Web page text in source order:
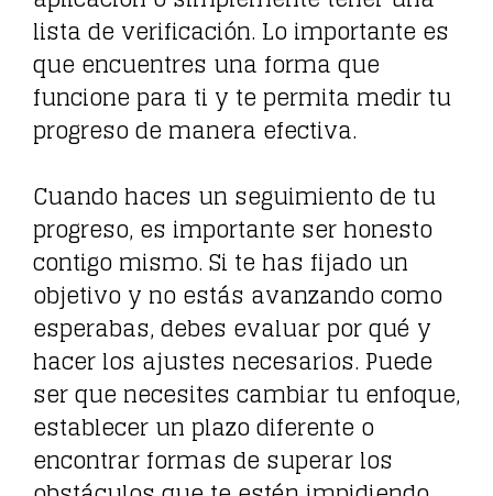
lista de verificación. Lo importante es
que encuentres una forma que
funcione para ti y te permita medir tu
progreso de manera efectiva.
Cuando haces un seguimiento de tu
progreso, es importante ser honesto
contigo mismo. Si te has fijado un
objetivo y no estás avanzando como
esperabas, debes evaluar por qué y
hacer los ajustes necesarios. Puede
ser que necesites cambiar tu enfoque,
establecer un plazo diferente o
encontrar formas de superar los